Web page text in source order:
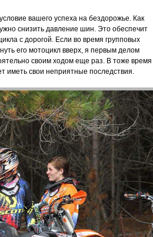
вашего успеха на бездорожье. Как
снизить давление шин. Это обеспечит
с дорогой. Если во время групповых
его мотоцикл вверх, я первым делом
своим ходом еще раз. В тоже время
иметь свои неприятные последствия.